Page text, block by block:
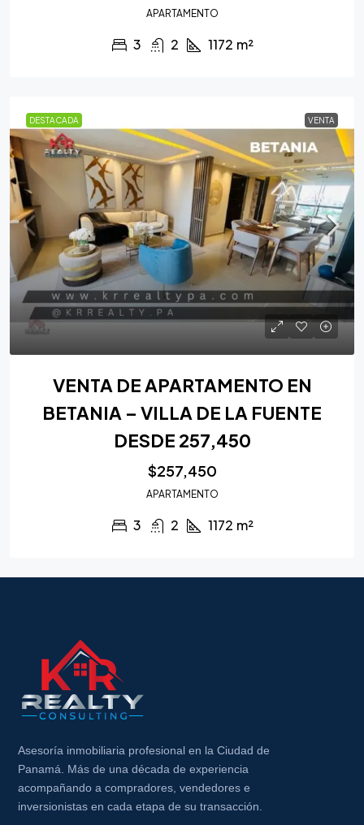
APARTAMENTO
3 2 1172 m²
DESTACADA VENTA
VENTA DE APARTAMENTO EN
BETANIA – VILLA DE LA FUENTE
DESDE 257,450
$257,450
APARTAMENTO
3 2 1172 m²
Asesoría inmobiliaria profesional en la Ciudad de
Panamá. Más de una década de experiencia
acompañando a compradores, vendedores e
inversionistas en cada etapa de su transacción.